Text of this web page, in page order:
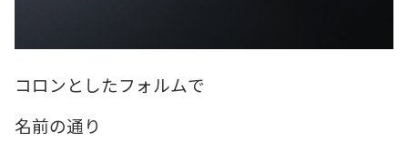
コロンとしたフォルムで
名前の通り